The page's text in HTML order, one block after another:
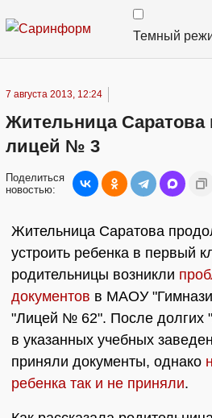
Темный
7 августа 2013, 12:24
Жительница Саратова
лицей № 3
Поделиться
новостью:
Жительница Саратова
устроить ребенка в первый
родительницы возникли
документов в МАОУ
"Лицей № 62". После долгих
в указанных учебных
приняли документы, однако
ребенка так и не приняли.